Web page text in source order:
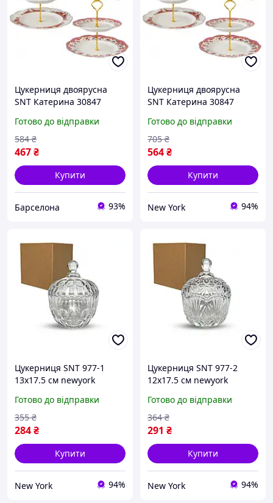
Цукерниця двоярусна
SNT Катерина 30847
Готово до відправки
467₴
584 ₴
Купити
Барселона 93%
Цукерниця двоярусна
SNT Катерина 30847
Готово до відправки
564₴
705 ₴
Купити
New York 94%
Цукерниця SNT 977-1
13х17.5 см newyork
Готово до відправки
284₴
355 ₴
Купити
New York 94%
Цукерниця SNT 977-2
12х17.5 см newyork
Готово до відправки
291 ₴
364 ₴
Купити
New York 94%